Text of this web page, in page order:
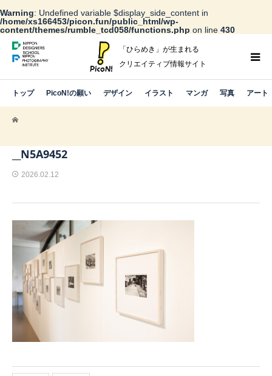
Warning: Undefined variable $display_side_content in
/home/xs166453/picon.fun/public_html/wp-
content/themes/rumble_tcd058/functions.php on line 430
「ひらめき」が生まれる
クリエイティブ情報サイト
トップ PicoN!の願い デザイン イラスト マンガ 写真 アート
__N5A9452
2026.02.12